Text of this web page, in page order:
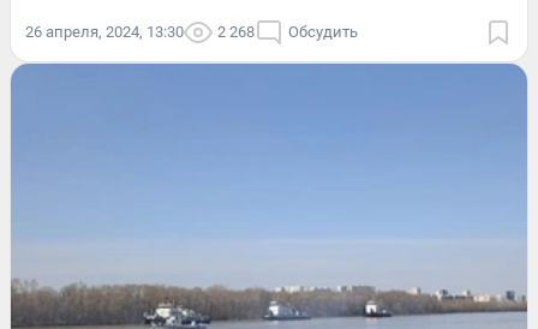
26 апреля, 2024, 13:30 2 268 Обсудить